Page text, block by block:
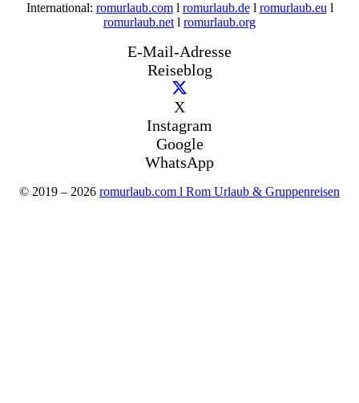
International: romurlaub.coml romurlaub.del romurlaub.eu l
romurlaub.net l romurlaub.org
E-Mail-Adresse
Reiseblog
X
Instagram
Google
WhatsApp
© 2019 – 2026 romurlaub.com l Rom Urlaub & Gruppenreisen